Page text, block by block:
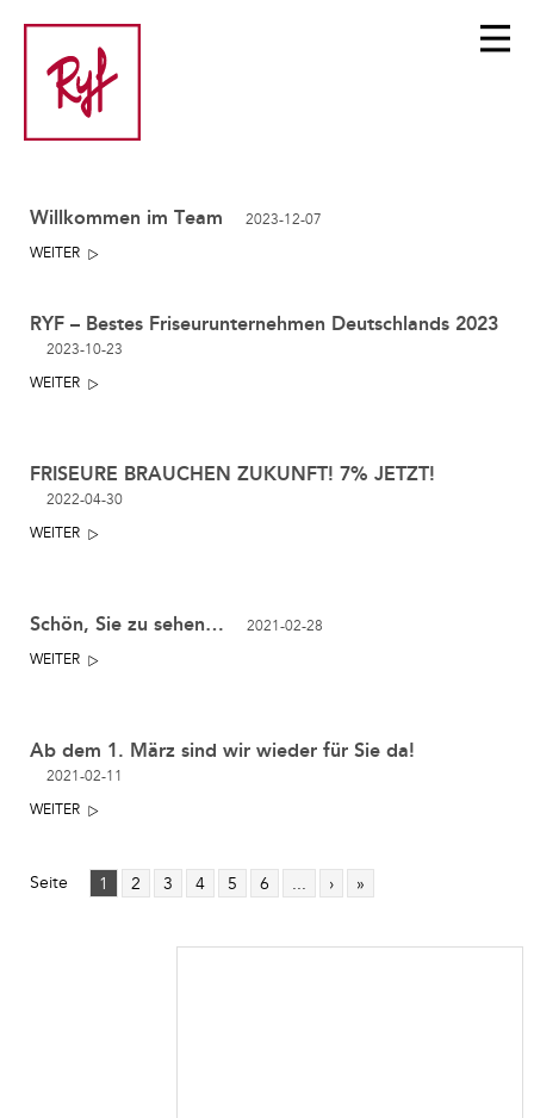
Willkommen im Team
2023-12-07
WEITER
RYF – Bestes Friseurunternehmen Deutschlands 2023
2023-10-23
WEITER
FRISEURE BRAUCHEN ZUKUNFT! 7% JETZT!
2022-04-30
WEITER
Schön, Sie zu sehen…
2021-02-28
WEITER
Ab dem 1. März sind wir wieder für Sie da!
2021-02-11
WEITER
Seite 1 2 3 4 5 6 ... › »